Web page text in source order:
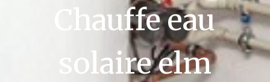
Chauffe eau
solaire elm